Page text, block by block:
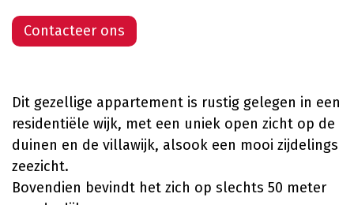
Contacteer ons
Dit gezellige appartement is rustig gelegen in een
residentiële wijk, met een uniek open zicht op de
duinen en de villawijk, alsook een mooi zijdelings
zeezicht.
Bovendien bevindt het zich op slechts 50 meter